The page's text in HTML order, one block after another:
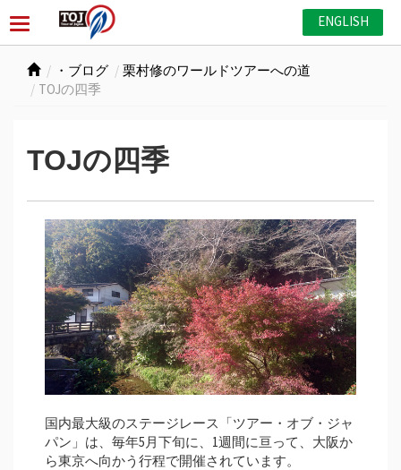
ENGLISH
・ブログ
栗村修のワールドツアーへの道
TOJの四季
TOJの四季
国内最大級のステージレース「ツアー・オブ・ジャ
パン」は、毎年5月下旬に、1週間に亘って、大阪か
ら東京へ向かう行程で開催されています。